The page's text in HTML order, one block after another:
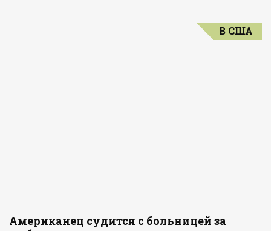
В США
Американец судится с больницей за